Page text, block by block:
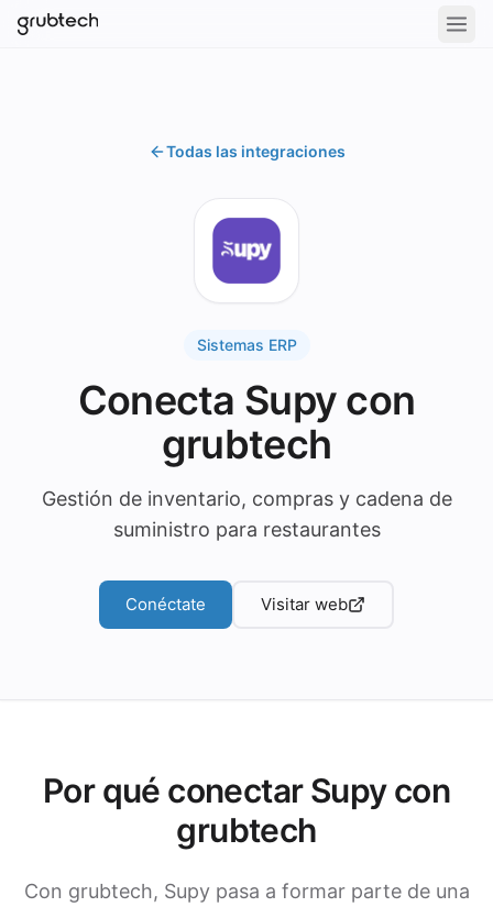
Todas las integraciones
Sistemas ERP
Conecta Supy con
grubtech
Gestión de inventario, compras y cadena de
suministro para restaurantes
Conéctate Visitar web
Por qué conectar Supy con
grubtech
Con grubtech, Supy pasa a formar parte de una